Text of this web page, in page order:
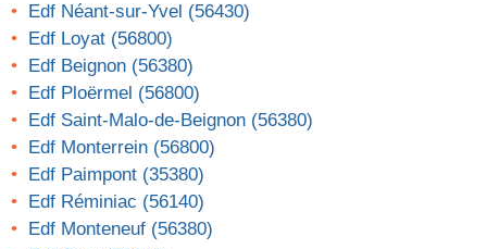
Edf Néant-sur-Yvel (56430)
Edf Loyat (56800)
Edf Beignon (56380)
Edf Ploërmel (56800)
Edf Saint-Malo-de-Beignon (56380)
Edf Monterrein (56800)
Edf Paimpont (35380)
Edf Réminiac (56140)
Edf Monteneuf (56380)